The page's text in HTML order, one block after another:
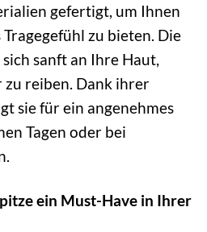
gefertigt, um Ihnen
zu bieten. Die
sanft an Ihre Haut,
reiben. Dank ihrer
sie für ein angenehmes
Tagen oder bei
ein Must-Have in Ihrer